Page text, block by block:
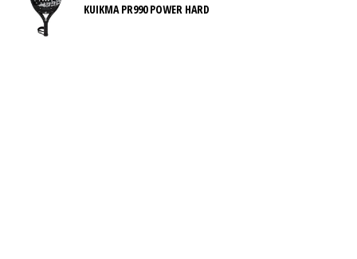
KUIKMA PR990 POWER HARD